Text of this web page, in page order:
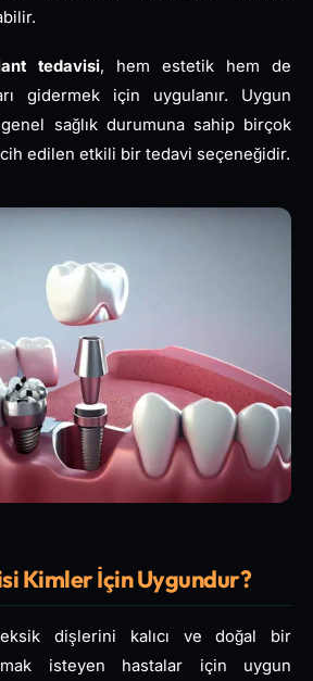
tedavisi, hem estetik hem de
gidermek için uygulanır. Uygun
sağlık durumuna sahip birçok
edilen etkili bir tedavi seçeneğidir.
Kimler İçin Uygundur?
dişlerini kalıcı ve doğal bir
isteyen hastalar için uygun